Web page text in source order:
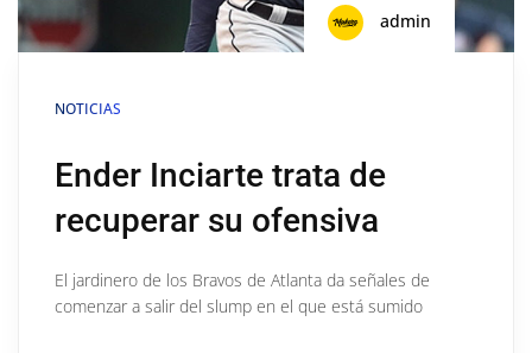
admin
NOTICIAS
Ender Inciarte trata de
recuperar su ofensiva
El jardinero de los Bravos de Atlanta da señales de
comenzar a salir del slump en el que está sumido